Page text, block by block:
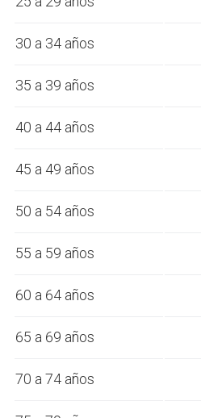
30 a 34 años
35 a 39 años
40 a 44 años
45 a 49 años
50 a 54 años
55 a 59 años
60 a 64 años
65 a 69 años
70 a 74 años